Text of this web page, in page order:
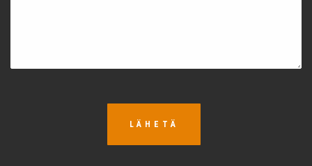
LÄHETÄ